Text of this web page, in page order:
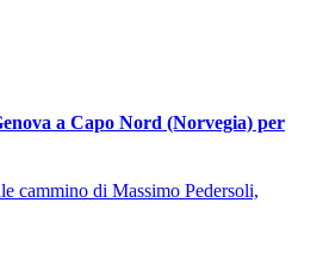
a Capo Nord (Norvegia) per
cammino di Massimo Pedersoli,